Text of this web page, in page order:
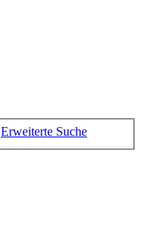
Erweiterte Suche